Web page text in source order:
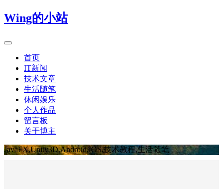
Wing的小站
首页
IT新闻
技术文章
生活随笔
休闲娱乐
个人作品
留言板
关于博主
JavaFX,Unity3D,Android,IOS,技术教程,生活随笔